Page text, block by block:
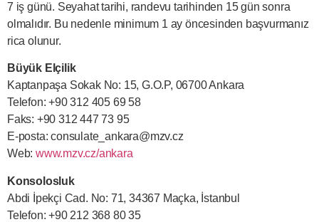
7 iş günü. Seyahat tarihi, randevu tarihinden 15 gün sonra
olmalıdır. Bu nedenle minimum 1 ay öncesinden başvurmanız
rica olunur.
Büyük Elçilik
Kaptanpaşa Sokak No: 15, G.O.P, 06700 Ankara
Telefon: +90 312 405 69 58
Faks: +90 312 447 73 95
E-posta:consulate_ankara@mzv.cz
Web: www.mzv.cz/ankara
Konsolosluk
Abdi İpekçi Cad. No: 71, 34367 Maçka, İstanbul
Telefon: +90 212 368 80 35